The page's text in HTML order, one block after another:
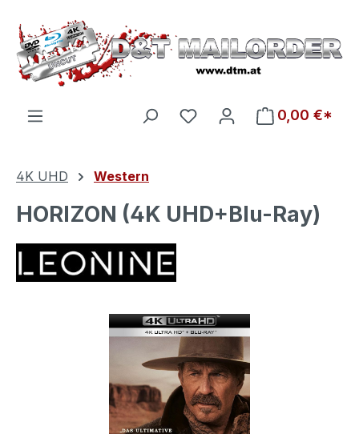
Zum Hauptinhalt springen
Du hast 0 Produkte auf
0,00 €*
4K UHD Western
HORIZON (4K UHD+Blu-Ray)
Bildergalerie überspringen